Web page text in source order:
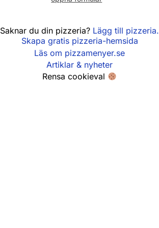
Saknar du din pizzeria? Lägg till pizzeria.
Skapa gratis pizzeria-hemsida
Läs om pizzamenyer.se
Artiklar & nyheter
Rensa cookieval